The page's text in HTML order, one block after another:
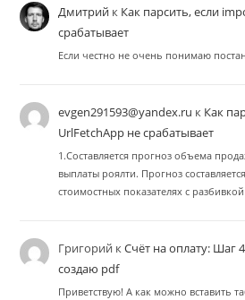
Дмитрийк Как парсить, если
срабатывает
Если честно не очень понимаю
evgen291593@yandex.ru к Как
UrlFetchApp не срабатывает
1.Составляется прогноз объема
выплаты роялти. Прогноз
стоимостных показателях с
Григорий кСчёт на оплату: Шаг
создаю pdf
Приветствую! А как можно вставить